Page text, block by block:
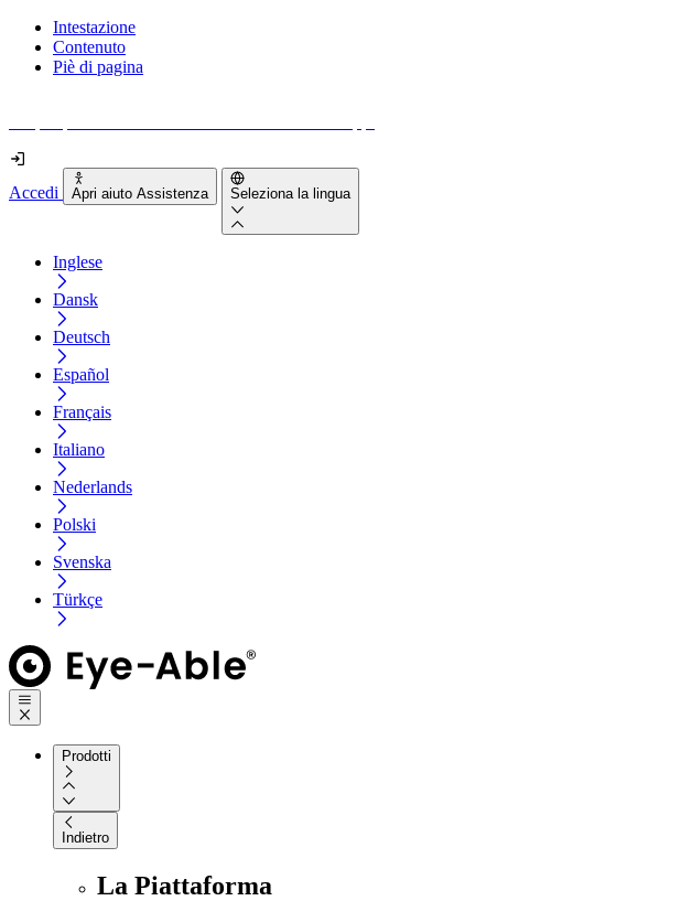
Intestazione
Contenuto
Piè di pagina
Accedi Apri aiuto Assistenza Seleziona la lingua
Inglese
Dansk
Deutsch
Español
Français
Italiano
Nederlands
Polski
Svenska
Türkçe
Prodotti
Indietro
La Piattaforma